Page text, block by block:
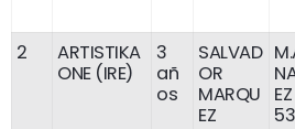
2
ARTISTIKA
ONE (IRE)
3
añ
os
SALVAD
OR
MARQU
EZ